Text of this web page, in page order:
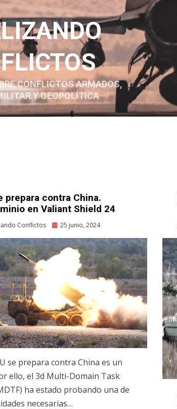
CONFLICTOS ARMADOS,
Y GEOPOLÍTICA
prepara contra China.
en Valiant Shield 24
Conflictos
Posted
25 junio, 2024
se prepara contra China es un
ello, el 3d Multi-Domain Task
ha estado probando una de
necesarias…